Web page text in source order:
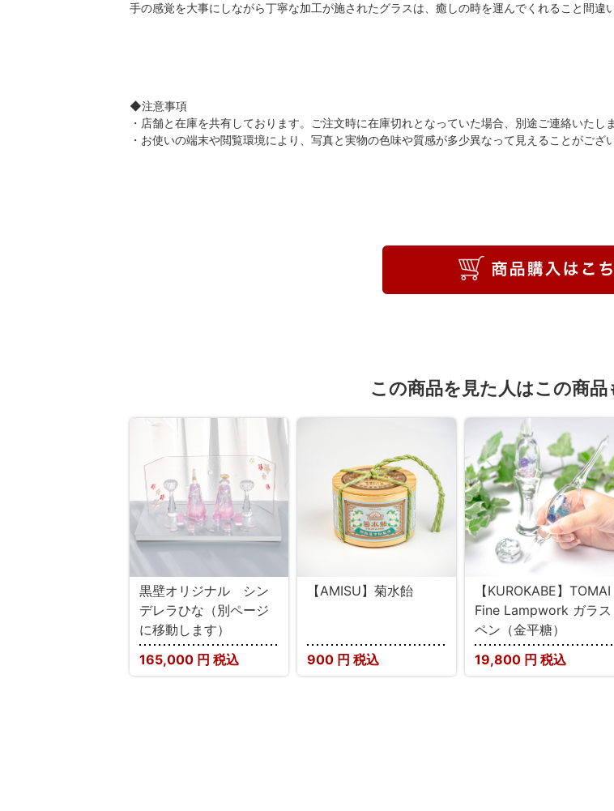
手の感覚を大事にしながら丁寧な加工が施されたグラスは、癒しの時を運んでくれること間違
◆注意事項
・店舗と在庫を共有しております。ご注文時に在庫切れとなっていた場合、別途ご連絡いたしま
・お使いの端末や閲覧環境により、写真と実物の色味や質感が多少異なって見えることがござい
この商品を見た人はこの商
黒壁オリジナル シン
デレラひな（別ページ
に移動します）
165,000 円 税込
【AMISU】菊水飴
900 円 税込
【KUROKABE】TOMAI
Fine Lampwork ガラス
ペン（金平糖）
19,800 円 税込